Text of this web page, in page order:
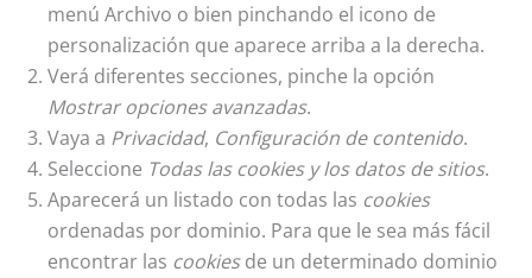
menú Archivo o bien pinchando el icono de
personalización que aparece arriba a la derecha.
Verá diferentes secciones, pinche la opción
Mostrar opciones avanzadas.
Vaya a Privacidad, Configuración de contenido.
Seleccione Todas lascookiesy los datos de sitios.
Aparecerá un listado con todas las cookies
ordenadas por dominio. Para que le sea más fácil
encontrar las cookiesde un determinado dominio